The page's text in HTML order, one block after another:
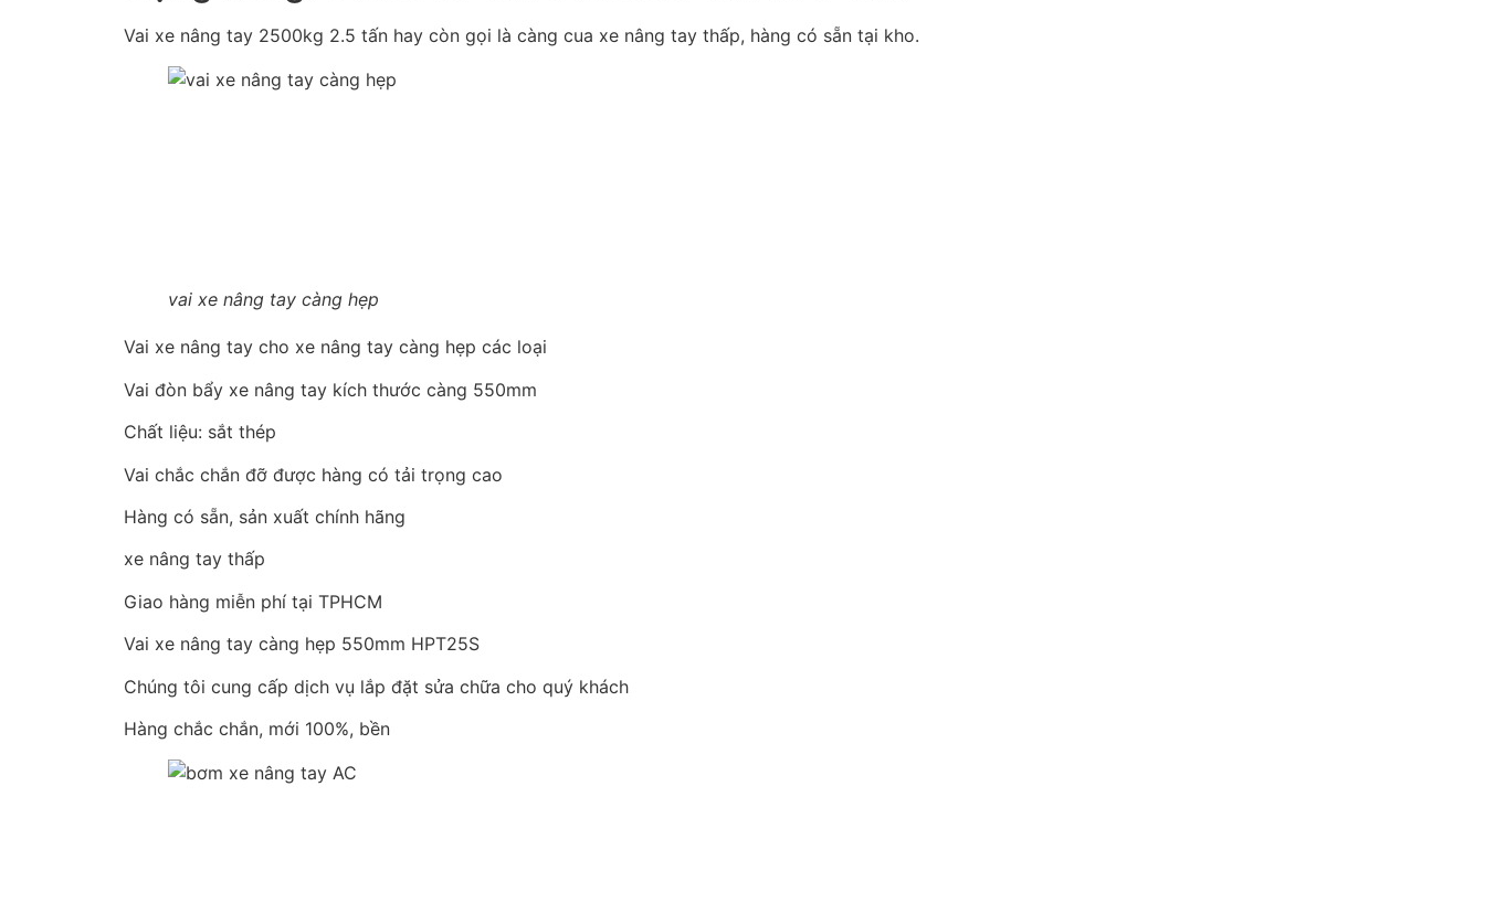
Vai xe nâng tay 2500kg 2.5 tấn hay còn gọi là càng cua xe nâng tay thấp, hàng có sẵn tại kho.
vai xe nâng tay càng hẹp
Vai xe nâng tay cho xe nâng tay càng hẹp các loại
Vai đòn bẩy xe nâng tay kích thước càng 550mm
Chất liệu: sắt thép
Vai chắc chắn đỡ được hàng có tải trọng cao
Hàng có sẵn, sản xuất chính hãng
xe nâng tay thấp
Giao hàng miễn phí tại TPHCM
Vai xe nâng tay càng hẹp 550mm HPT25S
Chúng tôi cung cấp dịch vụ lắp đặt sửa chữa cho quý khách
Hàng chắc chắn, mới 100%, bền